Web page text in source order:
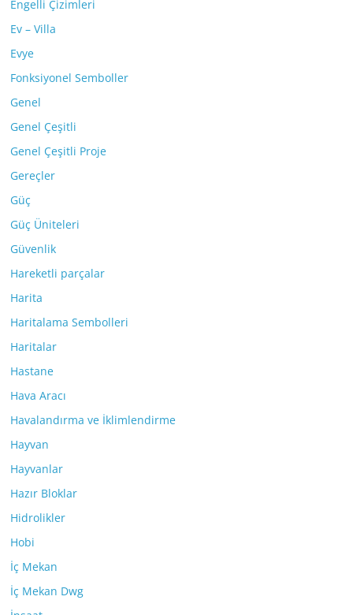
Engelli Çizimleri
Ev – Villa
Evye
Fonksiyonel Semboller
Genel
Genel Çeşitli
Genel Çeşitli Proje
Gereçler
Güç
Güç Üniteleri
Güvenlik
Hareketli parçalar
Harita
Haritalama Sembolleri
Haritalar
Hastane
Hava Aracı
Havalandırma ve İklimlendirme
Hayvan
Hayvanlar
Hazır Bloklar
Hidrolikler
Hobi
İç Mekan
İç Mekan Dwg